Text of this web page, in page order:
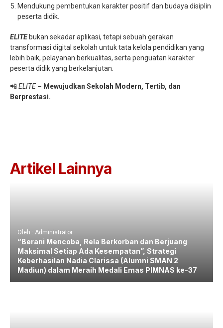
Mendukung pembentukan karakter positif dan budaya disiplin
peserta didik.
ELITEbukan sekadar aplikasi, tetapi sebuah gerakan
transformasi digital sekolah untuk tata kelola pendidikan yang
lebih baik, pelayanan berkualitas, serta penguatan karakter
peserta didik yang berkelanjutan.
📲ELITE– Mewujudkan Sekolah Modern, Tertib, dan
Berprestasi.
Artikel Lainnya
Oleh : Administrator
“Berani Mencoba, Rela Berkorban dan Berjuang
Maksimal Setiap Ada Kesempatan”, Strategi
Keberhasilan Nadia Clarissa (Alumni SMAN 2
Madiun) dalam Meraih Medali Emas PIMNAS ke-37